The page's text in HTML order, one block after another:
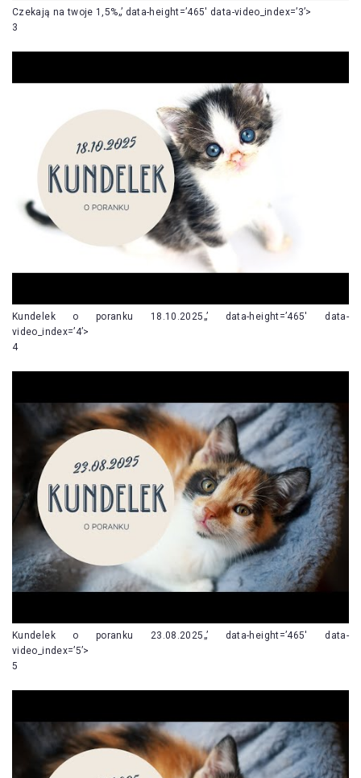
Czekają na twoje 1,5%„’ data-height=’465′ data-video_index=’3’>
3
Kundelek o poranku 18.10.2025„’ data-height=’465′ data-
video_index=’4’>
4
Kundelek o poranku 23.08.2025„’ data-height=’465′ data-
video_index=’5’>
5